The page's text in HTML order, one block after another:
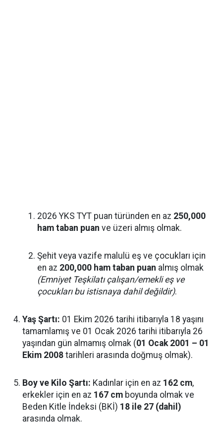
2026 YKS TYT puan türünden en az 250,000
ham taban puan ve üzeri almış olmak.
Şehit veya vazife malulü eş ve çocukları için
en az 200,000 ham taban puan almış olmak
(Emniyet Teşkilatı çalışan/emekli eş ve
çocukları bu istisnaya dahil değildir).
Yaş Şartı: 01 Ekim 2026 tarihi itibarıyla 18 yaşını
tamamlamış ve 01 Ocak 2026 tarihi itibarıyla 26
yaşından gün almamış olmak (01 Ocak 2001 – 01
Ekim 2008 tarihleri arasında doğmuş olmak).
Boy ve Kilo Şartı: Kadınlar için en az 162 cm,
erkekler için en az 167 cm boyunda olmak ve
Beden Kitle İndeksi (BKİ) 18 ile 27 (dahil)
arasında olmak.